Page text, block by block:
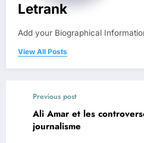
Letrank
Add your Biographical
View All Posts
Previous post
Ali Amar et les
journalisme